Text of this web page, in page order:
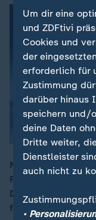
Nach dem WM-
Posten räumen,
Das allein löse
fehle "das innere
Um dir eine
und ZDFtivi
Cookies und
der
erforderlich für
Zustimmung
darüber hinaus
speichern und/
deine Daten
Dritte weiter,
Dienstleister
auch nicht zu
•